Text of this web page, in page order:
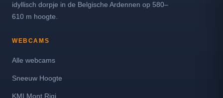
idyllisch dorpje in de Belgische Ardennen op 580–
610 m hoogte.
WEBCAMS
Alle webcams
Sneeuw Hoogte
KMI Mont Rigi